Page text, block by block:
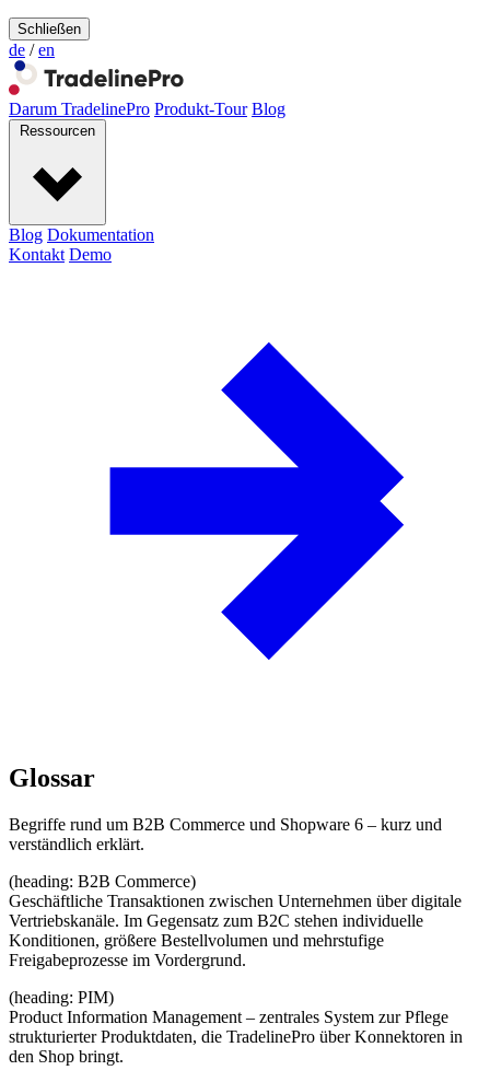
Schließen
de / en
Darum TradelinePro Produkt-Tour Blog
Ressourcen
Blog Dokumentation
Kontakt Demo
Glossar
Begriffe rund um B2B Commerce und Shopware 6 – kurz und
verständlich erklärt.
(heading: B2B Commerce)
Geschäftliche Transaktionen zwischen Unternehmen über digitale
Vertriebskanäle. Im Gegensatz zum B2C stehen individuelle
Konditionen, größere Bestellvolumen und mehrstufige
Freigabeprozesse im Vordergrund.
(heading: PIM)
Product Information Management – zentrales System zur Pflege
strukturierter Produktdaten, die TradelinePro über Konnektoren in
den Shop bringt.